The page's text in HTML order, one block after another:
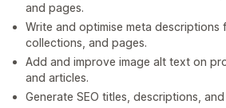
and pages.
Write and optimise meta descriptions
collections, and pages.
Add and improve image alt text on
and articles.
Generate SEO titles, descriptions,